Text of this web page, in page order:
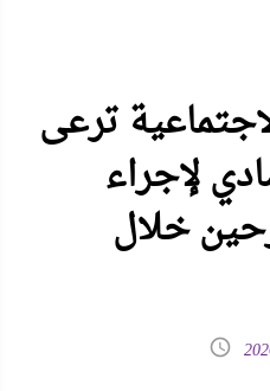
ترعى
لإجراء
خلال